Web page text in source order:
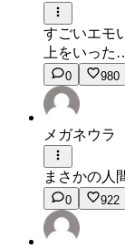
すごいエモ
上をいっ
0 980
メガネウラ
まさかの人
0 922